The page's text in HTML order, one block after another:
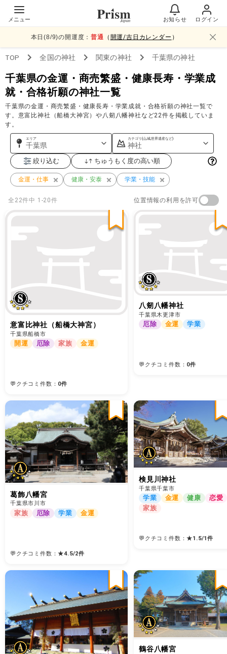
メニュー お知らせ ログイン
本日(8/9)の開運度：普通 （ 開運/吉日カレンダー ）
TOP 全国の神社 関東の神社 千葉県の神社
千葉県の金運・商売繁盛・健康長寿・学業成
就・合格祈願の神社一覧
千葉県の金運・商売繁盛・健康長寿・学業成就・合格祈願の神社一覧で
す。意富比神社（船橋大神宮）や八剱八幡神社など22件を掲載していま
す。
エリア
千葉県
カテゴリ(山,城,世界遺産など)
神社
絞り込む ちゅうもく度の高い順
金運・仕事 健康・安泰 学業・技能
全 22件中 1-20件 位置情報の利用を許可
意富比神社（船橋大神宮）
千葉県船橋市
開運 厄除 家族 金運
💬クチコミ件数： 0件
八剱八幡神社
千葉県木更津市
厄除 金運 学業
💬クチコミ件数： 0件
葛飾八幡宮
千葉県市川市
家族 厄除 学業 金運
💬クチコミ件数：★4.5/2件
検見川神社
千葉県千葉市
学業 金運 健康
恋愛
家族
💬クチコミ件数：★1.5/1件
鶴谷八幡宮